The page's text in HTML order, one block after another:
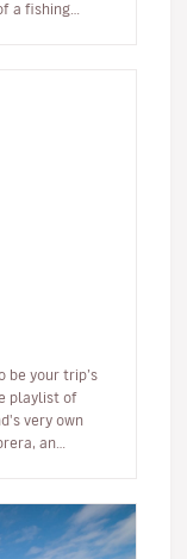
a fishing
be your trip’s
playlist of
very own
an